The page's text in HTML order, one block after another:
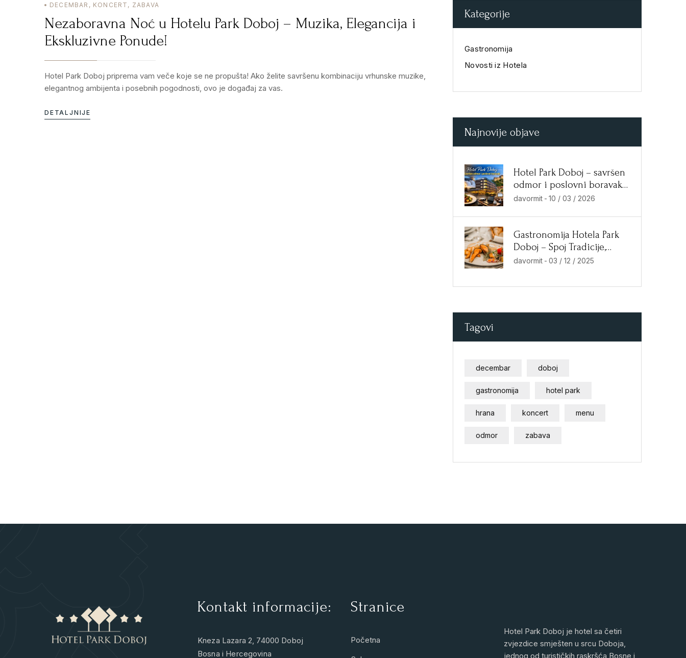
DECEMBAR , KONCERT , ZABAVA
Nezaboravna Noć u Hotelu Park Doboj – Muzika, Elegancija i
Ekskluzivne Ponude!
Hotel Park Doboj priprema vam veče koje se ne propušta! Ako želite savršenu kombinaciju vrhunske muzike,
elegantnog ambijenta i posebnih pogodnosti, ovo je događaj za vas.
DETALJNIJE
Kategorije
Gastronomija
Novosti iz Hotela
Najnovije objave
Hotel Park Doboj – savršen
odmor i poslovni boravak
u Doboju
davormit - 10 / 03 / 2026
Gastronomija Hotela Park
Doboj – Spoj Tradicije,
Inovacije i Vrhunske
davormit - 03 / 12 / 2025
Tagovi
decembar doboj
gastronomija hotel park
hrana koncert menu
odmor zabava
Kontakt informacije:
Kneza Lazara 2, 74000 Doboj
Bosna i Hercegovina
Stranice
Početna
Hotel Park Doboj je hotel sa četiri
zvjezdice smješten u srcu Doboja,
jednog od turističkih raskršća Bosne i